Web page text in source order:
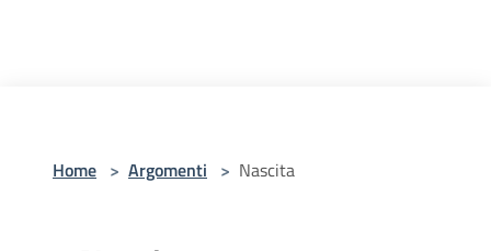
Home > Argomenti > Nascita